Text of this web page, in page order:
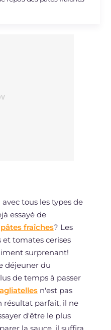
tous les types de
essayé de
pâtes fraîches? Les
tomates cerises
surprenant!
déjeuner du
de temps à passer
n'est pas
résultat parfait, il ne
d'être le plus
la sauce, il suffira